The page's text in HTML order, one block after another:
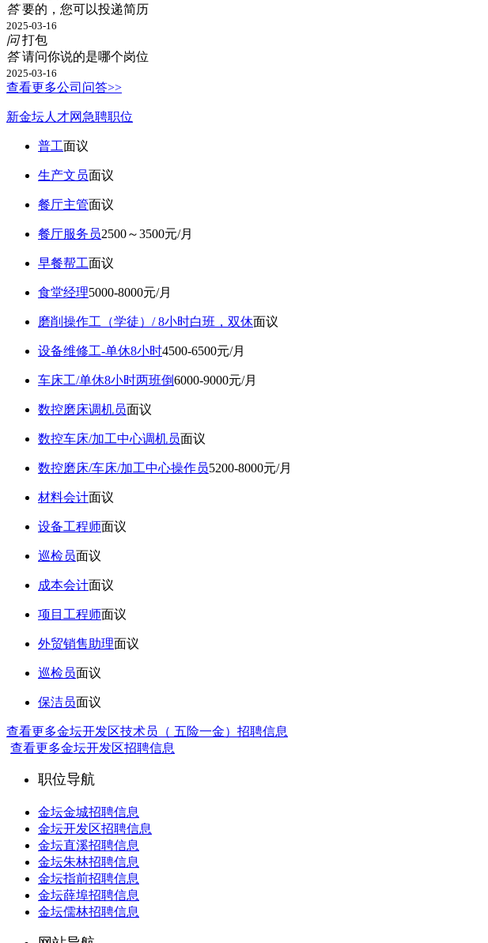
答要的，您可以投递简历
2025-03-16
问打包
答请问你说的是哪个岗位
2025-03-16
查看更多公司问答>>
新金坛人才网急聘职位
普工面议
生产文员面议
餐厅主管面议
餐厅服务员2500～3500元/月
早餐帮工面议
食堂经理5000-8000元/月
磨削操作工（学徒）/ 8小时白班，双休面议
设备维修工-单休8小时4500-6500元/月
车床工/单休8小时两班倒6000-9000元/月
数控磨床调机员面议
数控车床/加工中心调机员面议
数控磨床/车床/加工中心操作员5200-8000元/月
材料会计面议
设备工程师面议
巡检员面议
成本会计面议
项目工程师面议
外贸销售助理面议
巡检员面议
保洁员面议
查看更多金坛开发区技术员（ 五险一金）招聘信息
查看更多金坛开发区招聘信息
职位导航
金坛金城招聘信息
金坛开发区招聘信息
金坛直溪招聘信息
金坛朱林招聘信息
金坛指前招聘信息
金坛薛埠招聘信息
金坛儒林招聘信息